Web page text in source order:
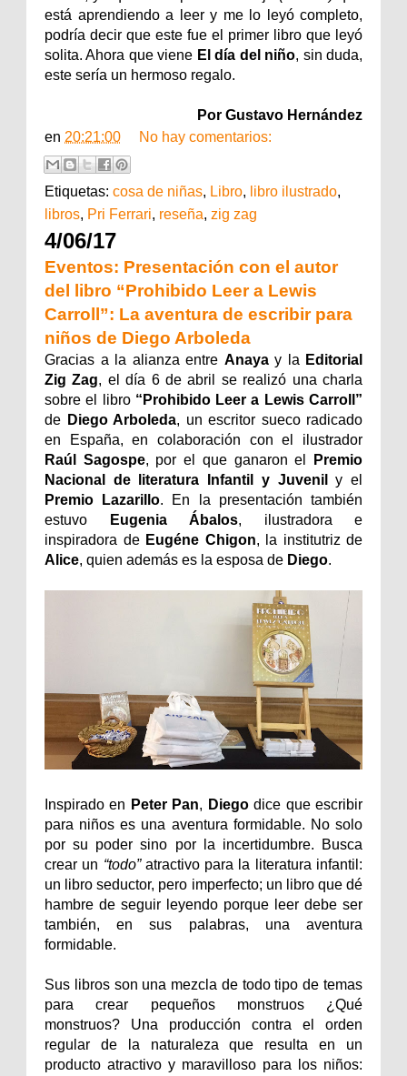
está aprendiendo a leer y me lo leyó completo,
podría decir que este fue el primer libro que leyó
solita. Ahora que viene El día del niño, sin duda,
este sería un hermoso regalo.
Por Gustavo Hernández
en 20:21:00 No hay comentarios:
Etiquetas: cosa de niñas, Libro, libro ilustrado,
libros, Pri Ferrari, reseña, zig zag
4/06/17
Eventos: Presentación con el autor
del libro “Prohibido Leer a Lewis
Carroll”: La aventura de escribir para
niños de Diego Arboleda
Gracias a la alianza entre Anaya y la Editorial
Zig Zag, el día 6 de abril se realizó una charla
sobre el libro “Prohibido Leer a Lewis Carroll”
de Diego Arboleda, un escritor sueco radicado
en España, en colaboración con el ilustrador
Raúl Sagospe, por el que ganaron el
Premio
Nacional de literatura Infantil y Juvenil
y el
Premio Lazarillo. En la presentación también
estuvo
Eugenia Ábalos, ilustradora e
inspiradora de Eugéne Chigon, la institutriz de
Alice, quien además es la esposa de Diego.
Inspirado en Peter Pan, Diegodice que escribir
para niños es una aventura formidable. No solo
por su poder sino por la incertidumbre. Busca
crear un “todo”atractivo para la literatura infantil:
un libro seductor, pero imperfecto; un libro que dé
hambre de seguir leyendo porque leer debe ser
también, en sus palabras, una aventura
formidable.
Sus libros son una mezcla de todo tipo de temas
para crear pequeños monstruos ¿Qué
monstruos?
Una producción contra el orden
regular de la naturaleza que resulta en un
producto atractivo y maravilloso para los niños: